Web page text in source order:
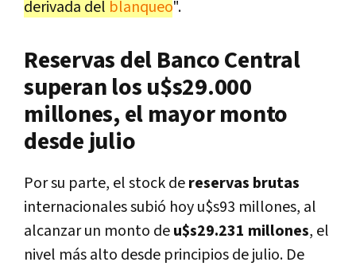
derivada del blanqueo".
Reservas del Banco Central
superan los u$s29.000
millones, el mayor monto
desde julio
Por su parte, el stock dereservas brutas
internacionales subió hoy u$s93 millones, al
alcanzar un monto deu$s29.231 millones, el
nivel más alto desde principios de julio. De